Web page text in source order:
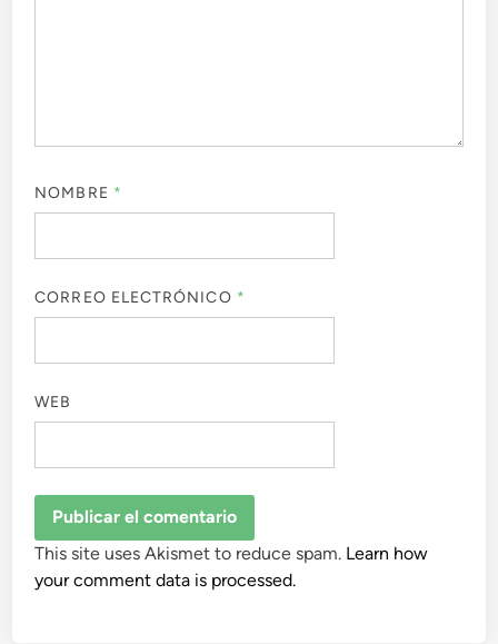
NOMBRE *
CORREO ELECTRÓNICO *
WEB
This site uses Akismet to reduce spam. Learn how
your comment data is processed.